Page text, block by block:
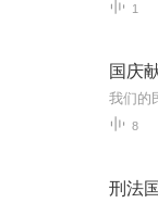
1
国庆
8
刑法